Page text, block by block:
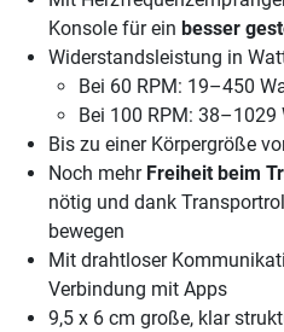
Konsole für ein besser
Widerstandsleistung in
Bei 60 RPM: 19–450
Bei 100 RPM: 38–1029
Bis zu einer Körpergröße
Noch mehr Freiheit beim
nötig und dank
bewegen
Mit drahtloser
Verbindung mit Apps
9,5 x 6 cm große, klar